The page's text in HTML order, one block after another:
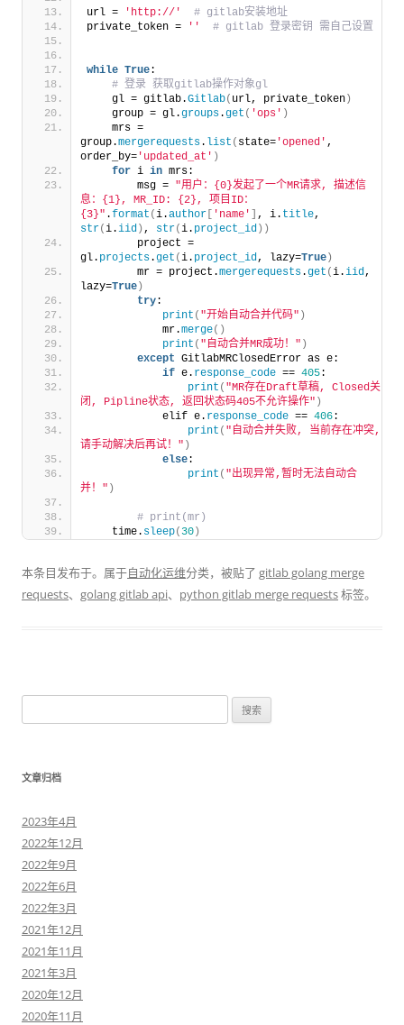
url = 'http://'
# gitlab安装地址
private_token =
'' # gitlab 登录密钥 需自己设置
while True:
# 登录 获取gitlab操作对象gl
    gl = gitlab.
Gitlab( url, private_token)
    group = gl.
groups.get ( 'ops' )
    mrs =
group.mergerequests. list ( state= 'opened' ,
order_by= 'updated_at' )
for i in mrs:
        msg =
"用户：{0}发起了一个MR请求, 描述信
息：{1}, MR_ID: {2}, 项目ID：
{3}" .format (i.author [ 'name' ] , i. title
str(i.iid ) , str(i. project_id ))
        project =
gl. projects.get (i. project_id , lazy=True)
        mr = project.
mergerequests.get (i.iid ,
lazy=True)
try:
print ( "开始自动合并代码" )
            mr.
merge()
print ( "自动合并MR成功！" )
except GitlabMRClosedError as e:
if e. response_code == 405:
print ( "MR存在Draft草稿, Closed关
闭, Pipline状态, 返回状态码405不允许操作" )
            elif e.
response_code == 406:
print ( "自动合并失败, 当前存在冲突,
请手动解决后再试！" )
else:
print ( "出现异常,暂时无法自动合
并！" )
# print(mr)
    time.
sleep( 30)
本条目发布于。属于自动化运维分类，被贴了 gitlab golang merge
requests、 golang gitlab api、 python gitlab merge requests标签。
索
文章归档
2023年4月
2022年12月
2022年9月
2022年6月
2022年3月
2021年12月
2021年11月
2021年3月
2020年12月
2020年11月